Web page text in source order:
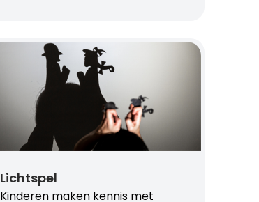
Lichtspel
Kinderen maken kennis met